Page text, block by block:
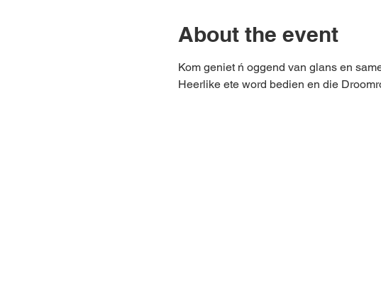
About the event
Kom geniet ń oggend van glans en
Heerlike ete word bedien en die